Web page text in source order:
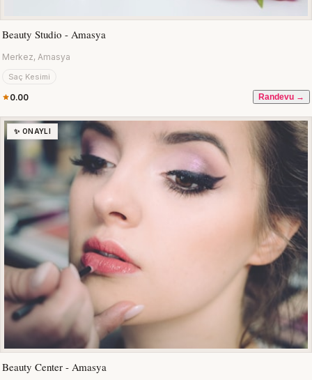
Beauty Studio - Amasya
Merkez, Amasya
Saç Kesimi
0.00 Randevu →
✨ ONAYLI
Beauty Center - Amasya